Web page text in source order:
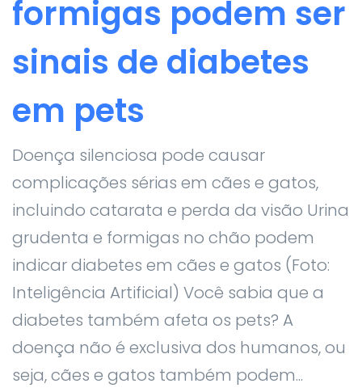
formigas podem ser
sinais de diabetes
em pets
Doença silenciosa pode causar
complicações sérias em cães e gatos,
incluindo catarata e perda da visão Urina
grudenta e formigas no chão podem
indicar diabetes em cães e gatos (Foto:
Inteligência Artificial) Você sabia que a
diabetes também afeta os pets? A
doença não é exclusiva dos humanos, ou
seja, cães e gatos também podem...